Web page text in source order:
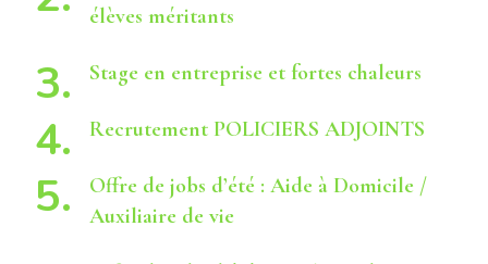
élèves méritants
Stage en entreprise et fortes chaleurs
Recrutement POLICIERS ADJOINTS
Offre de jobs d’été : Aide à Domicile /
Auxiliaire de vie